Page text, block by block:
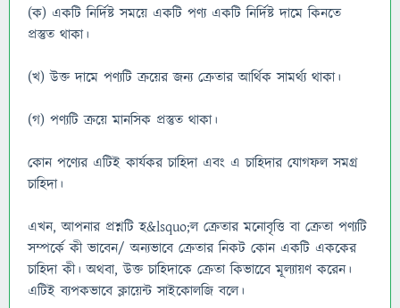
(ক) একটি নির্দিষ্ট সময়ে একটি পণ্য একটি নির্দিষ্ট দামে কিনতে
প্রস্তুত থাকা।
(খ) উক্ত দামে পণ্যটি ক্রয়ের জন্য ক্রেতার আর্থিক সামর্থ্য থাকা।
(গ) পণ্যটি ক্রয়ে মানসিক প্রস্তুত থাকা।
কোন পণ্যের এটিই কার্যকর চাহিদা এবং এ চাহিদার যোগফল সমগ্র
চাহিদা।
এখন, আপনার প্রশ্নটি হ&lsquo;ল ক্রেতার মনোবৃত্তি বা ক্রেতা পণ্যটি
সম্পর্কে কী ভাবেন/ অন্যভাবে ক্রেতার নিকট কোন একটি এককের
চাহিদা কী। অথবা, উক্ত চাহিদাকে ক্রেতা কিভাবেে মূল্যায়ণ করেন।
এটিই ব্যপকভাবে ক্লায়েন্ট সাইকোলজি বলে।